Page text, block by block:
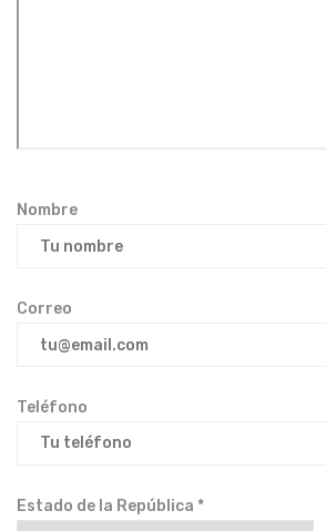
Nombre
Correo
Teléfono
Estado de la República *